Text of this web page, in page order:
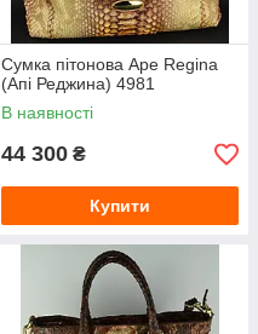
Сумка пітонова Ape Regina
(Апі Реджина) 4981
В наявності
44 300 ₴
Купити